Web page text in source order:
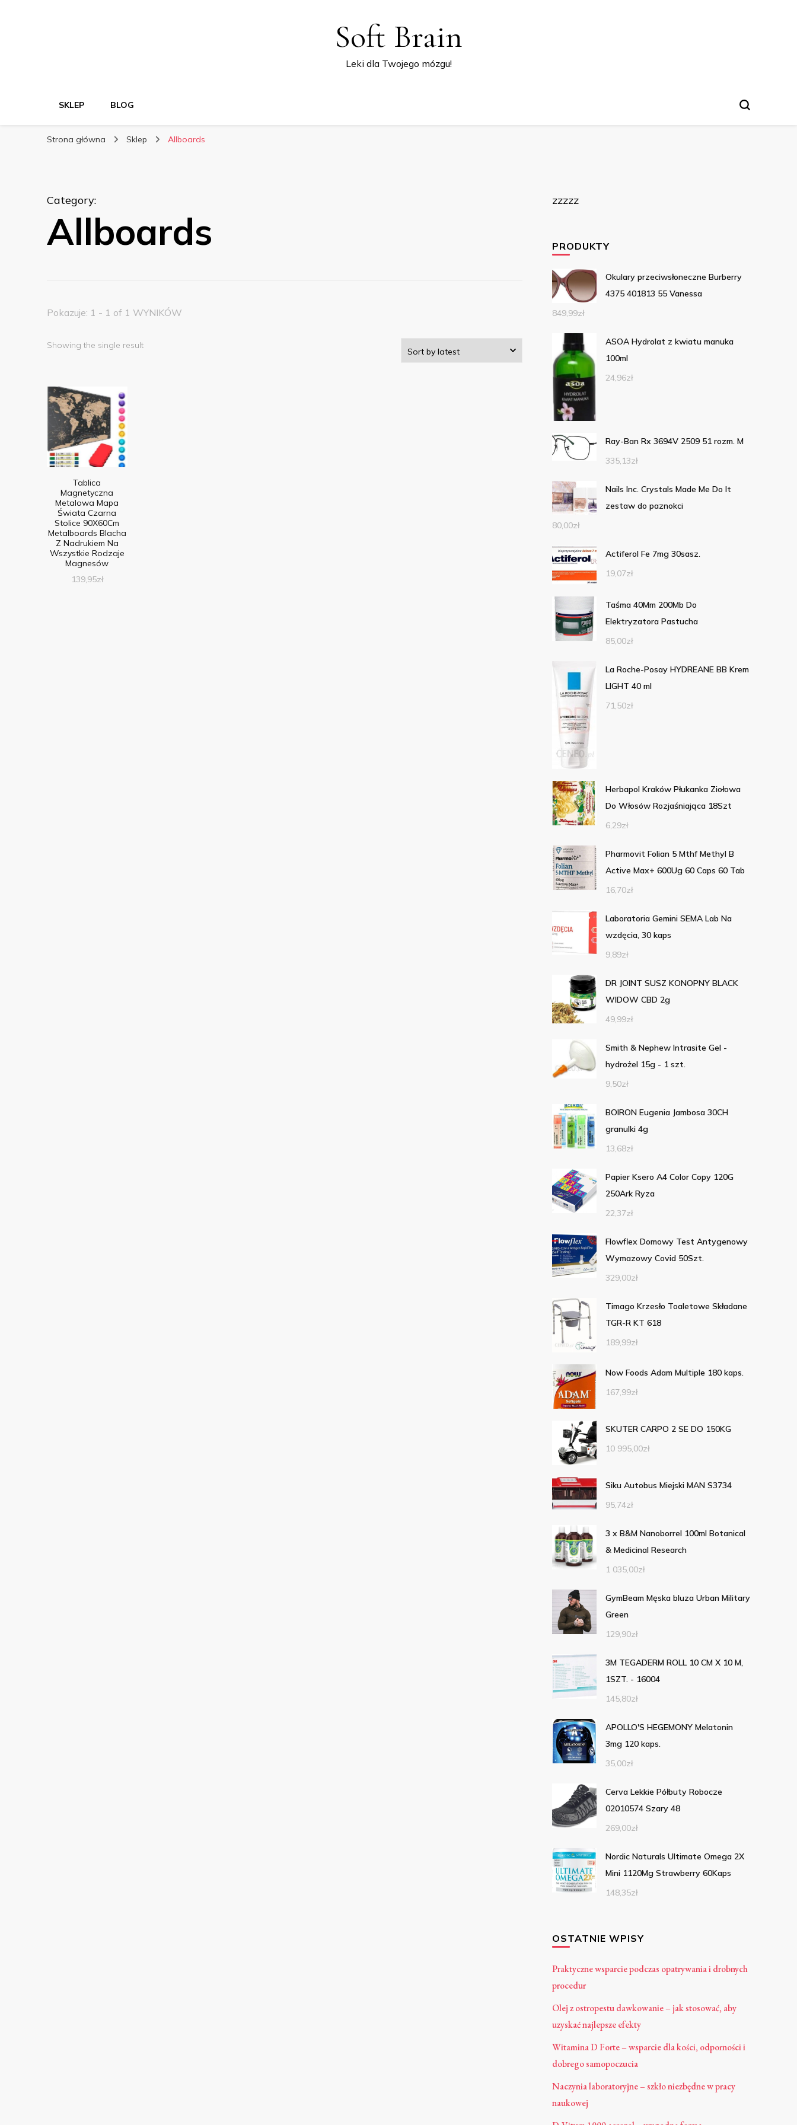
Soft Brain
Leki dla Twojego mózgu!
SKLEP BLOG
Strona główna Sklep Allboards
Category:
Allboards
Pokazuje: 1 - 1 of 1 WYNIKÓW
Showing the single result
Tablica
Magnetyczna
Metalowa Mapa
Świata Czarna
Stolice 90X60Cm
Metalboards Blacha
Z Nadrukiem Na
Wszystkie Rodzaje
Magnesów
139,95zł
zzzzz
PRODUKTY
Okulary przeciwsłoneczne Burberry
4375 401813 55 Vanessa
849,99zł
ASOA Hydrolat z kwiatu manuka
100ml
24,96zł
Ray-Ban Rx 3694V 2509 51 rozm. M
335,13zł
Nails Inc. Crystals Made Me Do It
zestaw do paznokci
80,00zł
Actiferol Fe 7mg 30sasz.
19,07zł
Taśma 40Mm 200Mb Do
Elektryzatora Pastucha
85,00zł
La Roche-Posay HYDREANE BB Krem
LIGHT 40 ml
71,50zł
Herbapol Kraków Płukanka Ziołowa
Do Włosów Rozjaśniająca 18Szt
6,29zł
Pharmovit Folian 5 Mthf Methyl B
Active Max+ 600Ug 60 Caps 60 Tab
16,70zł
Laboratoria Gemini SEMA Lab Na
wzdęcia, 30 kaps
9,89zł
DR JOINT SUSZ KONOPNY BLACK
WIDOW CBD 2g
49,99zł
Smith & Nephew Intrasite Gel -
hydrożel 15g - 1 szt.
9,50zł
BOIRON Eugenia Jambosa 30CH
granulki 4g
13,68zł
Papier Ksero A4 Color Copy 120G
250Ark Ryza
22,37zł
Flowflex Domowy Test Antygenowy
Wymazowy Covid 50Szt.
329,00zł
Timago Krzesło Toaletowe Składane
TGR-R KT 618
189,99zł
Now Foods Adam Multiple 180 kaps.
167,99zł
SKUTER CARPO 2 SE DO 150KG
10 995,00zł
Siku Autobus Miejski MAN S3734
95,74zł
3 x B&M Nanoborrel 100ml Botanical
& Medicinal Research
1 035,00zł
GymBeam Męska bluza Urban Military
Green
129,90zł
3M TEGADERM ROLL 10 CM X 10 M,
1SZT. - 16004
145,80zł
APOLLO'S HEGEMONY Melatonin
3mg 120 kaps.
35,00zł
Cerva Lekkie Półbuty Robocze
02010574 Szary 48
269,00zł
Nordic Naturals Ultimate Omega 2X
Mini 1120Mg Strawberry 60Kaps
148,35zł
OSTATNIE WPISY
Praktyczne wsparcie podczas opatrywania i drobnych
procedur
Olej z ostropestu dawkowanie – jak stosować, aby
uzyskać najlepsze efekty
Witamina D Forte – wsparcie dla kości, odporności i
dobrego samopoczucia
Naczynia laboratoryjne – szkło niezbędne w pracy
naukowej